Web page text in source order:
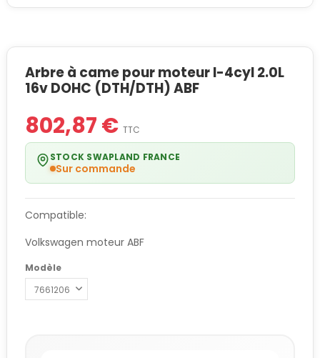
Arbre à came pour moteur I-4cyl 2.0L
16v DOHC (DTH/DTH) ABF
802,87 € TTC
STOCK SWAPLAND FRANCE
Sur commande
Compatible:
Volkswagen moteur ABF
Modèle